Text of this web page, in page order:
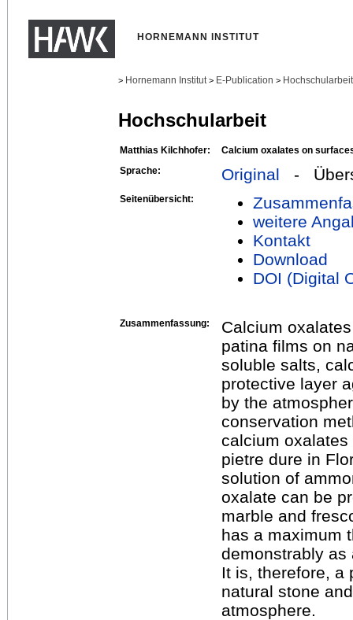
HORNEMANN INSTITUT
> Hornemann Institut > E-Publication >
Hochschularbeit
Matthias Kilchhofer:
Calcium oxalates on
Sprache:
Original -
Seitenübersicht:
weitere
Kontakt
Download
DOI (Digital
Zusammenfassung:
Calcium
patina films on
soluble salts,
protective layer
by the
conservation
calcium
pietre dure in
solution of
oxalate can be
marble and
has a maximum
demonstrably as
It is, therefore, a
natural stone
atmosphere.